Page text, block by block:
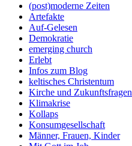
(post)moderne Zeiten
Artefakte
Auf-Gelesen
Demokratie
emerging church
Erlebt
Infos zum Blog
keltisches Christentum
Kirche und Zukunftsfragen
Klimakrise
Kollaps
Konsumgesellschaft
Männer, Frauen, Kinder